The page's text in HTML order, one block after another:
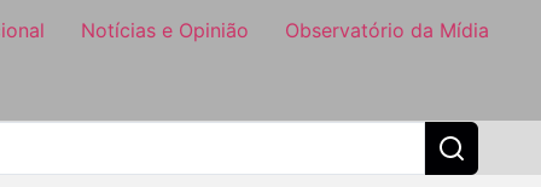
Notícias e Opinião Observatório da Mídia